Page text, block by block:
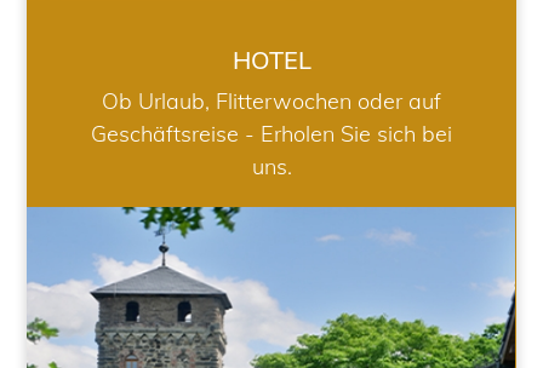
HOTEL
Ob Urlaub, Flitterwochen oder auf
Geschäftsreise - Erholen Sie sich bei
uns.